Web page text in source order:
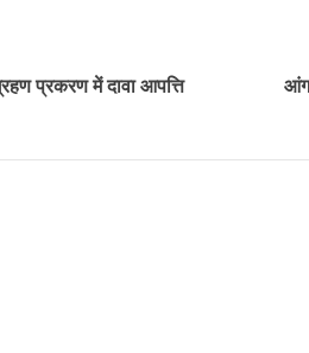
प्रकरण में दावा आपत्ति